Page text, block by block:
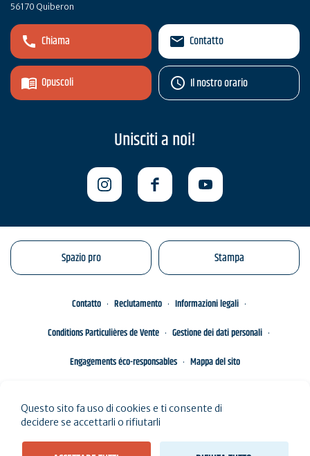
56170 Quiberon
Chiama
Opuscoli
Contatto
Il nostro orario
Unisciti a noi!
Spazio pro Stampa
Contatto Reclutamento
Informazioni legali
Conditions Particulières de Vente
Gestione dei dati personali
Engagements éco-responsables
Mappa del sito
Questo sito fa uso di cookies e ti consente di
decidere se accettarli o rifiutarli